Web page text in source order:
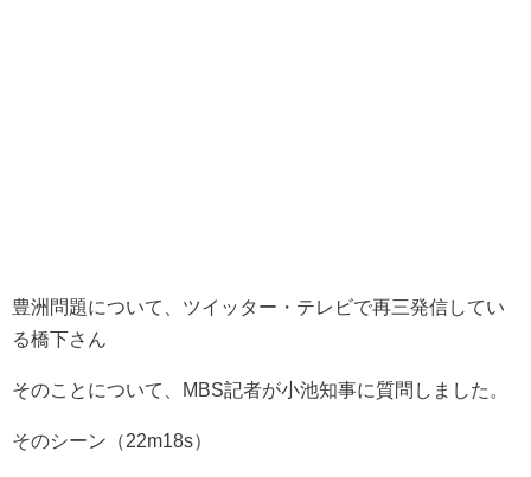
豊洲問題について、ツイッター・テレビで再三発信してい
る橋下さん
そのことについて、MBS記者が小池知事に質問しました。
そのシーン（22m18s）